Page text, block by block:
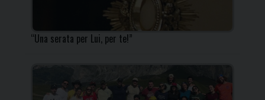
“Una serata per Lui, per te!”